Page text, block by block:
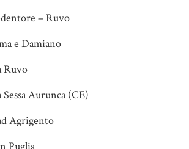
– Ruvo
e Damiano
Ruvo
Aurunca (CE)
Agrigento
Puglia